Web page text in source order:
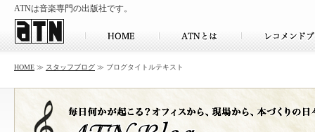
ATNは音楽専門の出版社です。
HOME ≫ スタッフブログ ≫ ブログタイトルテキスト